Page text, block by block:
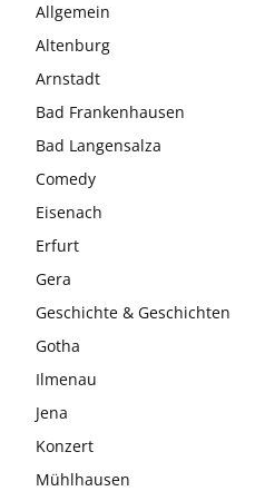
Allgemein
Altenburg
Arnstadt
Bad Frankenhausen
Bad Langensalza
Comedy
Eisenach
Erfurt
Gera
Geschichte & Geschichten
Gotha
Ilmenau
Jena
Konzert
Mühlhausen